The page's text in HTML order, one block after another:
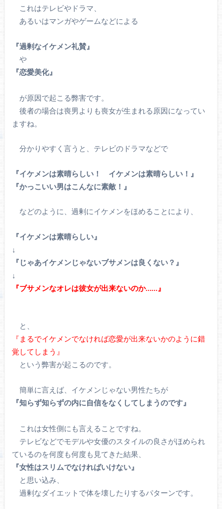
これはテレビやドラマ、
あるいはマンガやゲームなどによる
『過剰なイケメン礼賛』
や
『恋愛美化』
が原因で起こる弊害です。
後者の場合は喪男よりも喪女が生まれる原因になってい
ますね。
分かりやすく言うと、テレビのドラマなどで
『イケメンは素晴らしい！ イケメンは素晴らしい！』
『かっこいい男はこんなに素敵！』
などのように、過剰にイケメンをほめることにより、
『イケメンは素晴らしい』
↓
『じゃあイケメンじゃないブサメンは良くない？』
↓
『ブサメンなオレは彼女が出来ないのか……』
と、
『まるでイケメンでなければ恋愛が出来ないかのように錯
覚してしまう』
という弊害が起こるのです。
簡単に言えば、イケメンじゃない男性たちが
『知らず知らずの内に自信をなくしてしまうのです』
これは女性側にも言えることですね。
テレビなどでモデルや女優のスタイルの良さがほめられ
ているのを何度も何度も見てきた結果、
『女性はスリムでなければいけない』
と思い込み、
過剰なダイエットで体を壊したりするパターンです。